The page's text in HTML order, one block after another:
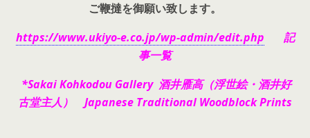
ご鞭撻を御願い致します。
https://www.ukiyo-e.co.jp/wp-admin/edit.php 記
事一覧
*Sakai Kohkodou Gallery 酒井雁高（浮世絵・酒井好
古堂主人） Japanese Traditional Woodblock Prints